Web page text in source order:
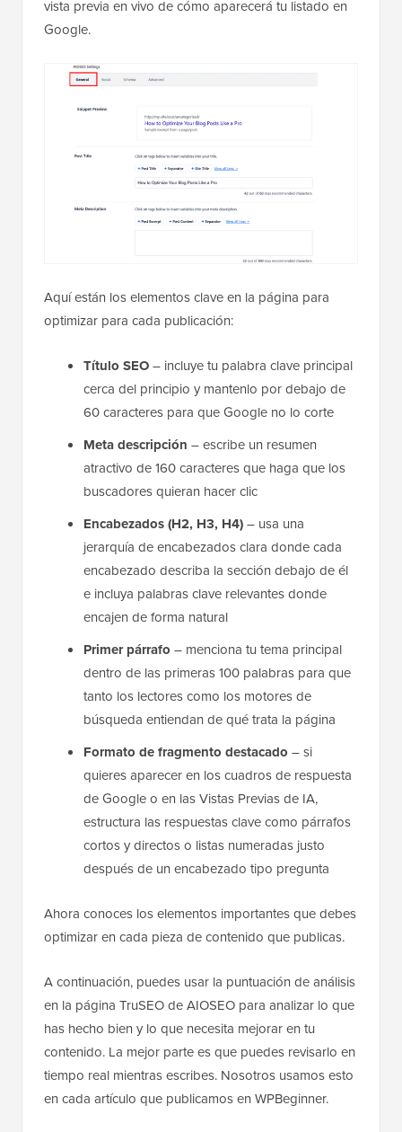
vista previa en vivo de cómo aparecerá tu listado en
Google.
Aquí están los elementos clave en la página para
optimizar para cada publicación:
Título SEO– incluye tu palabra clave principal
cerca del principio y mantenlo por debajo de
60 caracteres para que Google no lo corte
Meta descripción – escribe un resumen
atractivo de 160 caracteres que haga que los
buscadores quieran hacer clic
Encabezados (H2, H3, H4)– usa una
jerarquía de encabezados clara donde cada
encabezado describa la sección debajo de él
e incluya palabras clave relevantes donde
encajen de forma natural
Primer párrafo – menciona tu tema principal
dentro de las primeras 100 palabras para que
tanto los lectores como los motores de
búsqueda entiendan de qué trata la página
Formato de fragmento destacado – si
quieres aparecer en los cuadros de respuesta
de Google o en las Vistas Previas de IA,
estructura las respuestas clave como párrafos
cortos y directos o listas numeradas justo
después de un encabezado tipo pregunta
Ahora conoces los elementos importantes que debes
optimizar en cada pieza de contenido que publicas.
A continuación, puedes usar la puntuación de análisis
en la página TruSEO de AIOSEO para analizar lo que
has hecho bien y lo que necesita mejorar en tu
contenido. La mejor parte es que puedes revisarlo en
tiempo real mientras escribes. Nosotros usamos esto
en cada artículo que publicamos en WPBeginner.